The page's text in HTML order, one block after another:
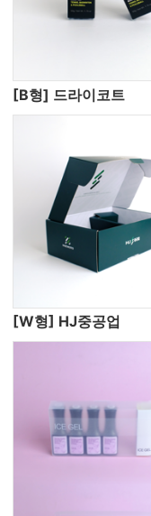
[B형] 드라이코트
[W형] HJ중공업